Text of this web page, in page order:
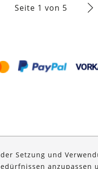
Seite 1 von 5
Setzung und
anzupassen